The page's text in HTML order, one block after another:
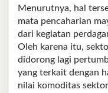
Menurutnya, hal
mata pencaharian
dari kegiatan
Oleh karena itu,
didorong lagi
yang terkait dengan
nilai komoditas